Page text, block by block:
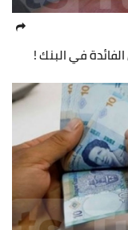
في البنك !